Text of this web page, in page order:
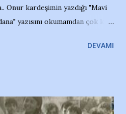
Onur kardeşimin yazdığı "Mavi
yazısını okumamdan çok kısa
İstanbul takımlarının
görmek istemediklerini bir
DEVAMI